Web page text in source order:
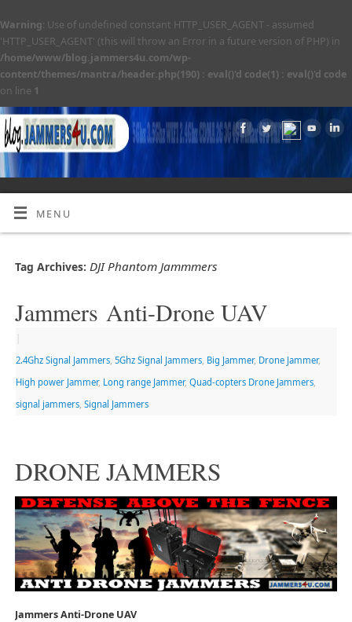
Warning: Use of undefined constant HTTP_USER_AGENT - assumed
'HTTP_USER_AGENT' (this will throw an Error in a future version of PHP) in
/home/www/blog.jammers4u.com/wp-
content/themes/mantra/header.php(190) : eval()'d code(1) : eval()'d code
on line 1
MENU
Tag Archives: DJI Phantom Jammmers
Jammers Anti-Drone UAV
2.4Ghz Signal Jammers, 5Ghz Signal Jammers, Big Jammer, Drone Jammer,
High power Jammer, Long range Jammer, Quad-copters Drone Jammers,
signal jammers, Signal Jammers
DRONE JAMMERS
JammersAnti-Drone UAV